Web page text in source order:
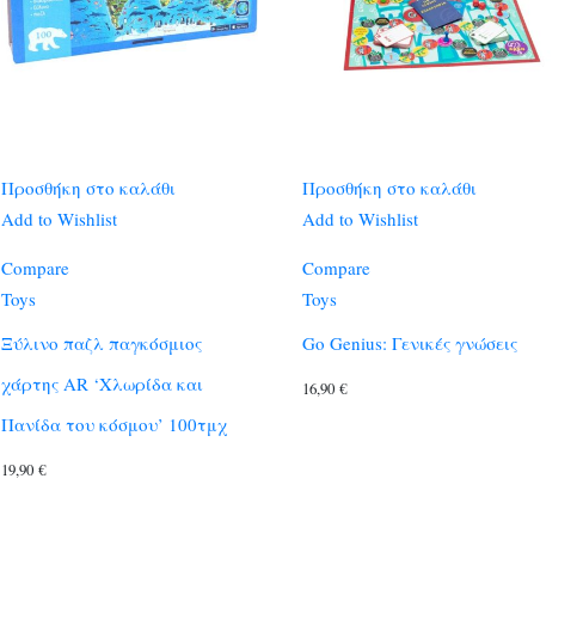
Προσθήκη στο καλάθι
Add to Wishlist
Compare
Toys
Ξύλινο παζλ παγκόσμιος
χάρτης AR ‘Χλωρίδα και
Πανίδα του κόσμου’ 100τμχ
19,90 €
Προσθήκη στο καλάθι
Add to Wishlist
Compare
Toys
Go Genius: Γενικές γνώσεις
16,90€